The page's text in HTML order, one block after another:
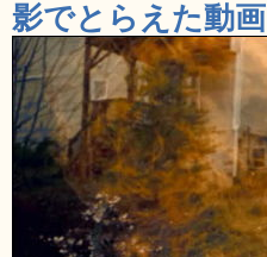
影でとらえた動画